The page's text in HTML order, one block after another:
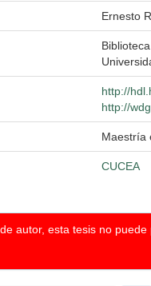
Ernesto
http://
http://
Maestría
CUCEA
autor, esta tesis no